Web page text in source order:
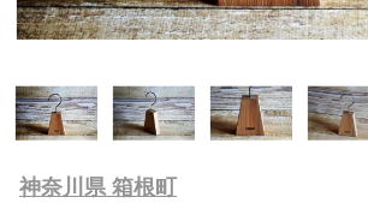
神奈川県 箱根町